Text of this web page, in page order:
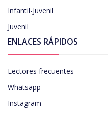
Infantil-Juvenil
Juvenil
ENLACES RÁPIDOS
Lectores frecuentes
Whatsapp
Instagram